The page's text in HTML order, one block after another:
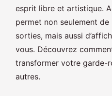
esprit libre et artistique.
permet non seulement
sorties, mais aussi
vous. Découvrez
transformer votre garde-
autres.